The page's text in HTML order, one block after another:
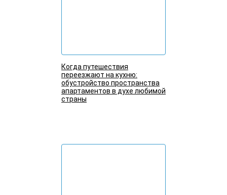
Когда путешествия
переезжают на кухню:
обустройство пространства
апартаментов в духе любимой
страны